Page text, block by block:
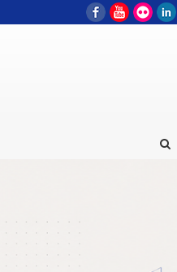
FacebookYouTube
Flickr